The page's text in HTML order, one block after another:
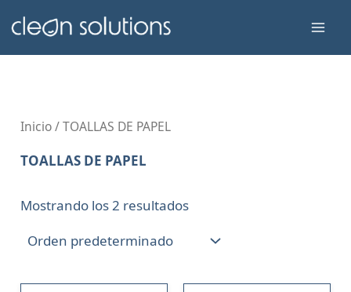
contenido
Inicio/ TOALLAS DE PAPEL
TOALLAS DE PAPEL
Mostrando los 2 resultados